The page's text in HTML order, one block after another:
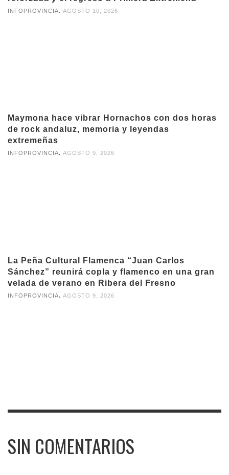
INFOPROVINCIA AGOSTO 10, 2026
Maymona hace vibrar Hornachos con dos horas
de rock andaluz, memoria y leyendas
extremeñas
INFOPROVINCIA, AGOSTO 9, 2026
La Peña Cultural Flamenca “Juan Carlos
Sánchez” reunirá copla y flamenco en una gran
velada de verano en Ribera del Fresno
INFOPROVINCIA AGOSTO 9, 2026
SIN COMENTARIOS